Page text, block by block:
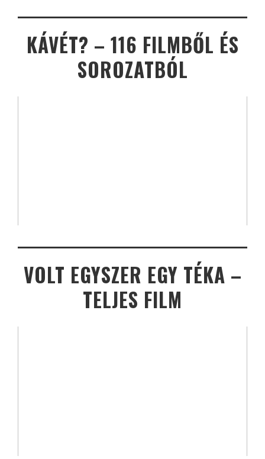
KÁVÉT? – 116 FILMBŐL ÉS
SOROZATBÓL
VOLT EGYSZER EGY TÉKA –
TELJES FILM